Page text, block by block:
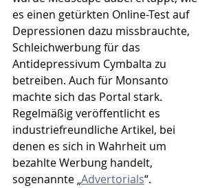
es einen getürkten Online-Test auf
Depressionen dazu missbrauchte,
Schleichwerbung für das
Antidepressivum Cymbalta zu
betreiben. Auch für Monsanto
machte sich das Portal stark.
Regelmäßig veröffentlicht es
industriefreundliche Artikel, bei
denen es sich in Wahrheit um
bezahlte Werbung handelt,
sogenannte „Advertorials“.